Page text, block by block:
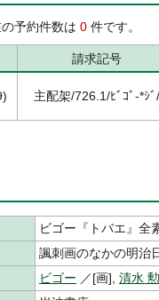
予約件数は 0 件です。
請求記号
主配架/726.1/ﾋﾞｺﾞ-*ｼﾞ/
ビゴー『トバエ』全
諷刺画のなかの明治
ビゴー ／[画], 清水 勲